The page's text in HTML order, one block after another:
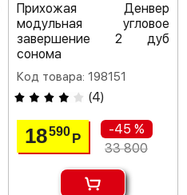
Прихожая Денвер
модульная угловое
завершение 2 дуб
сонома
Код товара: 198151
(4)
18590 Р
-45 %
33 800